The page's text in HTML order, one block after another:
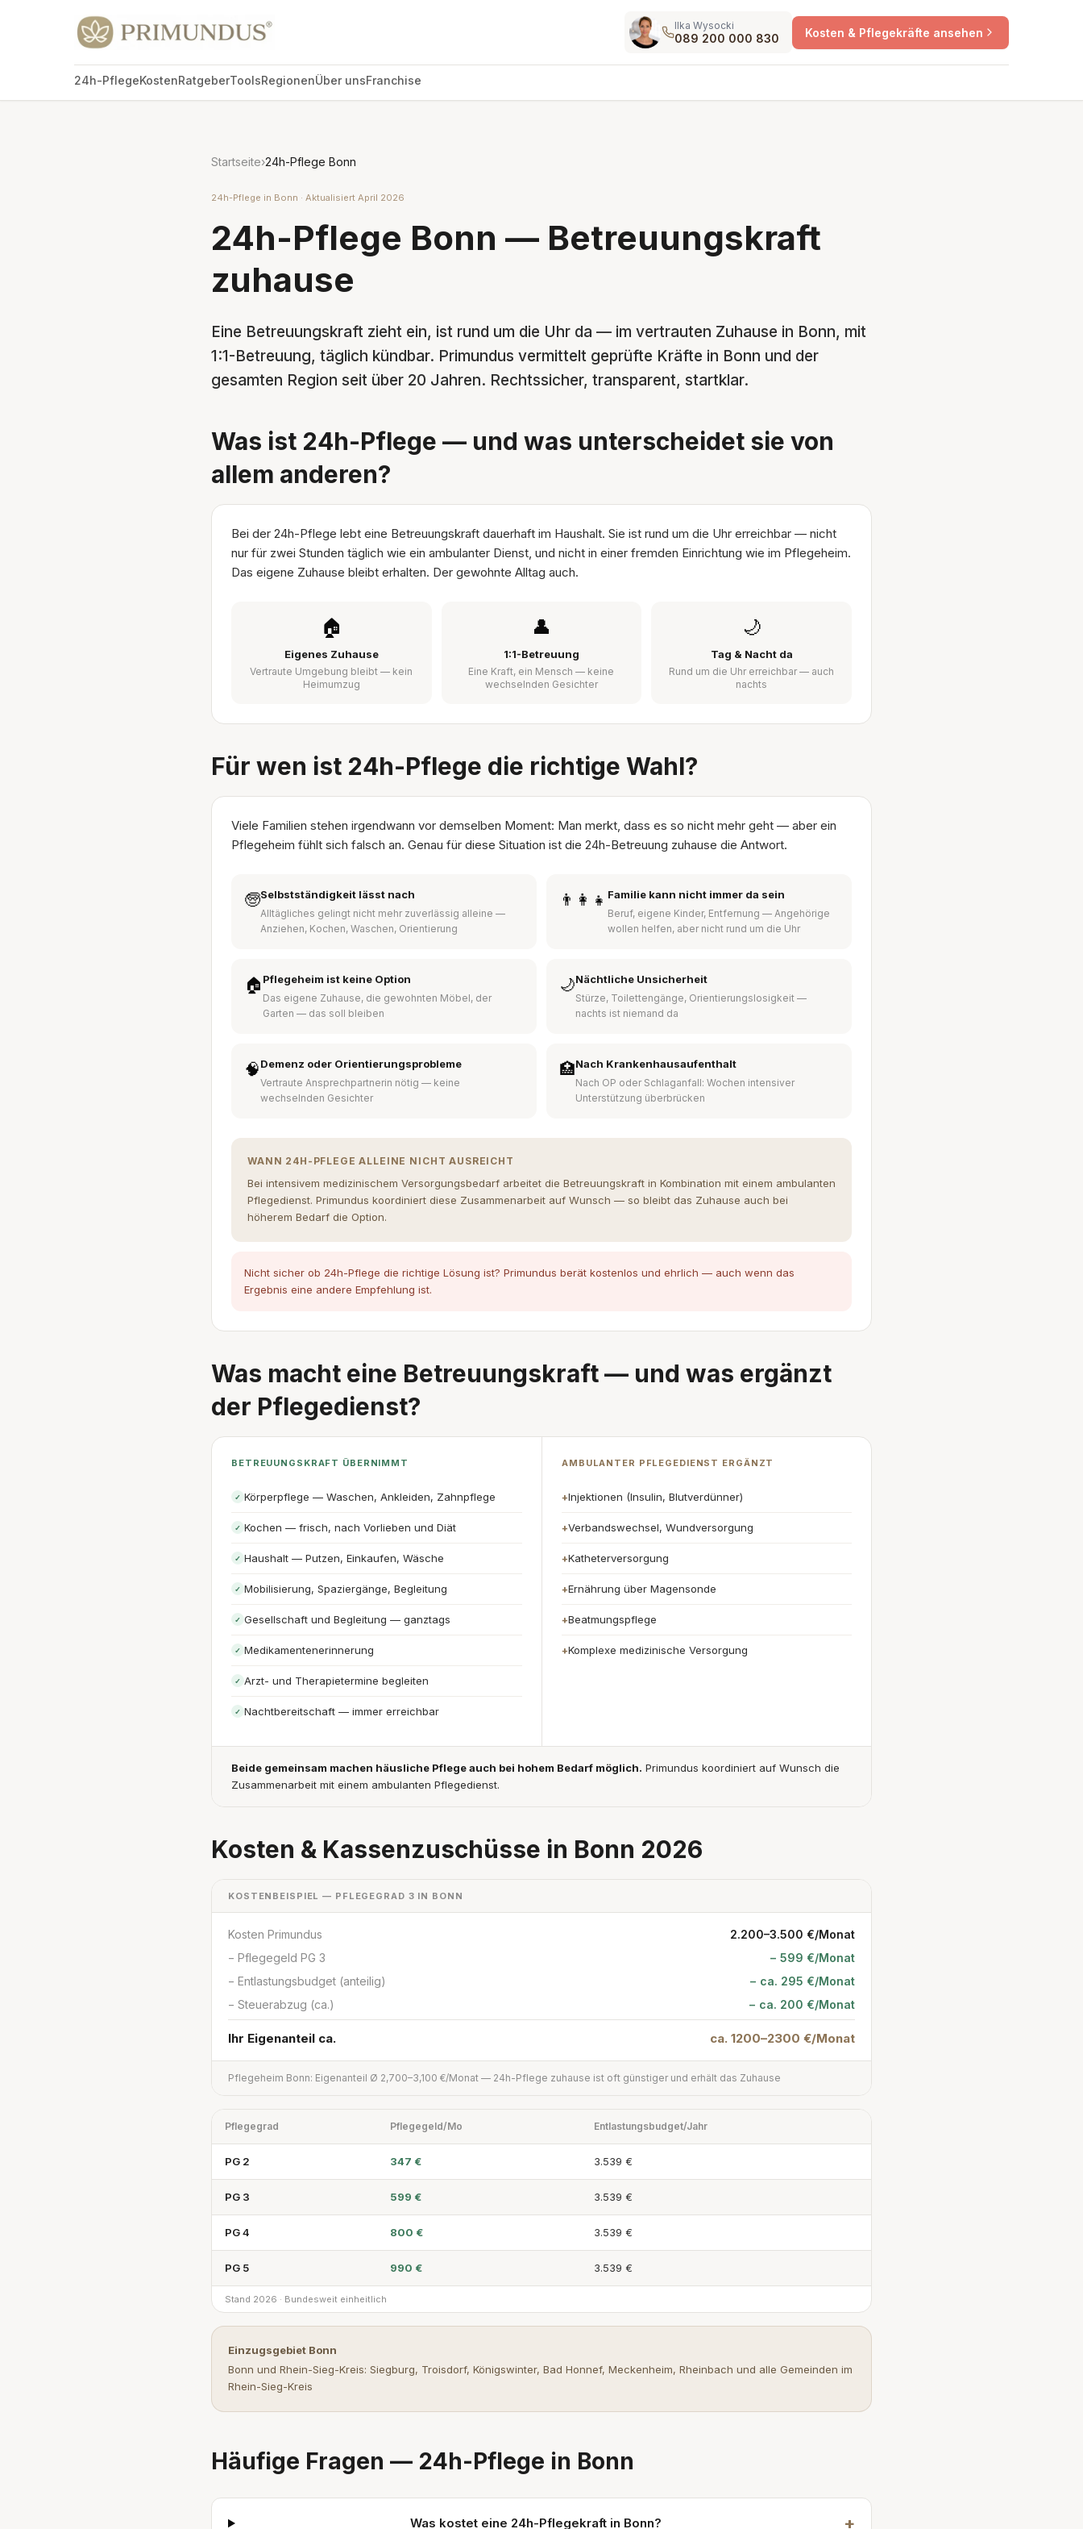
Ilka Wysocki
089 200 000 830 Kosten & Pflegekräfte ansehen
24h-PflegeKostenRatgeberToolsRegionenÜber unsFranchise
Startseite›24h-Pflege Bonn
24h-Pflege in Bonn · Aktualisiert April 2026
24h-Pflege Bonn — Betreuungskraft
zuhause
Eine Betreuungskraft zieht ein, ist rund um die Uhr da — im vertrauten Zuhause in Bonn, mit
1:1-Betreuung, täglich kündbar. Primundus vermittelt geprüfte Kräfte in Bonn und der
gesamten Region seit über 20 Jahren. Rechtssicher, transparent, startklar.
Was ist 24h-Pflege — und was unterscheidet sie von
allem anderen?
Bei der 24h-Pflege lebt eine Betreuungskraft dauerhaft im Haushalt. Sie ist rund um die Uhr erreichbar — nicht
nur für zwei Stunden täglich wie ein ambulanter Dienst, und nicht in einer fremden Einrichtung wie im Pflegeheim.
Das eigene Zuhause bleibt erhalten. Der gewohnte Alltag auch.
🏠
Eigenes Zuhause
Vertraute Umgebung bleibt — kein
Heimumzug
👤
1:1-Betreuung
Eine Kraft, ein Mensch — keine
wechselnden Gesichter
🌙
Tag & Nacht da
Rund um die Uhr erreichbar — auch
nachts
Für wen ist 24h-Pflege die richtige Wahl?
Viele Familien stehen irgendwann vor demselben Moment: Man merkt, dass es so nicht mehr geht — aber ein
Pflegeheim fühlt sich falsch an. Genau für diese Situation ist die 24h-Betreuung zuhause die Antwort.
🧓Selbstständigkeit lässt nach
Alltägliches gelingt nicht mehr zuverlässig alleine —
Anziehen, Kochen, Waschen, Orientierung
👨‍👩‍👧 Familie kann nicht immer da sein
Beruf, eigene Kinder, Entfernung — Angehörige
wollen helfen, aber nicht rund um die Uhr
🏠 Pflegeheim ist keine Option
Das eigene Zuhause, die gewohnten Möbel, der
Garten — das soll bleiben
🌙Nächtliche Unsicherheit
Stürze, Toilettengänge, Orientierungslosigkeit —
nachts ist niemand da
🧠Demenz oder Orientierungsprobleme
Vertraute Ansprechpartnerin nötig — keine
wechselnden Gesichter
🏥Nach Krankenhausaufenthalt
Nach OP oder Schlaganfall: Wochen intensiver
Unterstützung überbrücken
WANN 24H-PFLEGE ALLEINE NICHT AUSREICHT
Bei intensivem medizinischem Versorgungsbedarf arbeitet die Betreuungskraft in Kombination mit einem ambulanten
Pflegedienst. Primundus koordiniert diese Zusammenarbeit auf Wunsch — so bleibt das Zuhause auch bei
höherem Bedarf die Option.
Nicht sicher ob 24h-Pflege die richtige Lösung ist? Primundus berät kostenlos und ehrlich — auch wenn das
Ergebnis eine andere Empfehlung ist.
Was macht eine Betreuungskraft — und was ergänzt
der Pflegedienst?
BETREUUNGSKRAFT ÜBERNIMMT
✓ Körperpflege — Waschen, Ankleiden, Zahnpflege
✓ Kochen — frisch, nach Vorlieben und Diät
✓ Haushalt — Putzen, Einkaufen, Wäsche
✓ Mobilisierung, Spaziergänge, Begleitung
✓ Gesellschaft und Begleitung — ganztags
✓ Medikamentenerinnerung
✓ Arzt- und Therapietermine begleiten
✓ Nachtbereitschaft — immer erreichbar
AMBULANTER PFLEGEDIENST ERGÄNZT
+Injektionen (Insulin, Blutverdünner)
+Verbandswechsel, Wundversorgung
+Katheterversorgung
+Ernährung über Magensonde
+Beatmungspflege
+Komplexe medizinische Versorgung
Beide gemeinsam machen häusliche Pflege auch bei hohem Bedarf möglich. Primundus koordiniert auf Wunsch die
Zusammenarbeit mit einem ambulanten Pflegedienst.
Kosten & Kassenzuschüsse in Bonn 2026
KOSTENBEISPIEL — PFLEGEGRAD 3 IN BONN
Kosten Primundus
2.200–3.500 €/Monat
− Pflegegeld PG 3
− 599 €/Monat
− Entlastungsbudget (anteilig)
− ca. 295 €/Monat
− Steuerabzug (ca.)
− ca. 200 €/Monat
Ihr Eigenanteil ca. ca. 1200–2300 €/Monat
Pflegeheim Bonn: Eigenanteil Ø 2,700–3,100 €/Monat — 24h-Pflege zuhause ist oft günstiger und erhält das Zuhause
Pflegegrad Pflegegeld/Mo Entlastungsbudget/Jahr
PG 2 347 € 3.539 €
PG 3 599 € 3.539 €
PG 4 800 € 3.539 €
PG 5 990 € 3.539 €
Stand 2026 · Bundesweit einheitlich
Einzugsgebiet Bonn
Bonn und Rhein-Sieg-Kreis: Siegburg, Troisdorf, Königswinter, Bad Honnef, Meckenheim, Rheinbach und alle Gemeinden im
Rhein-Sieg-Kreis
Häufige Fragen — 24h-Pflege in Bonn
Was kostet eine 24h-Pflegekraft in Bonn? +